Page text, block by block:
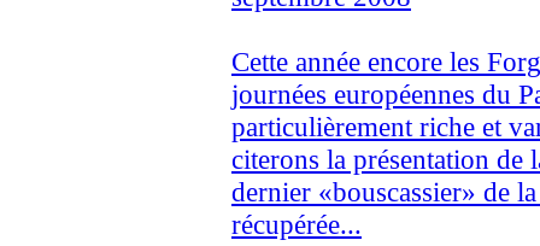
Cette année encore les
journées européennes du
particulièrement riche et
citerons la présentation de
dernier «bouscassier» de
récupérée...